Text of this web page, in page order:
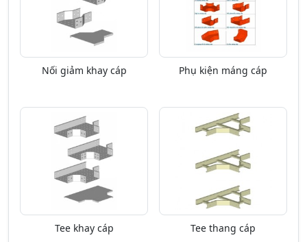
Nối giảm khay cáp Phụ kiện máng cáp
Tee khay cáp Tee thang cáp